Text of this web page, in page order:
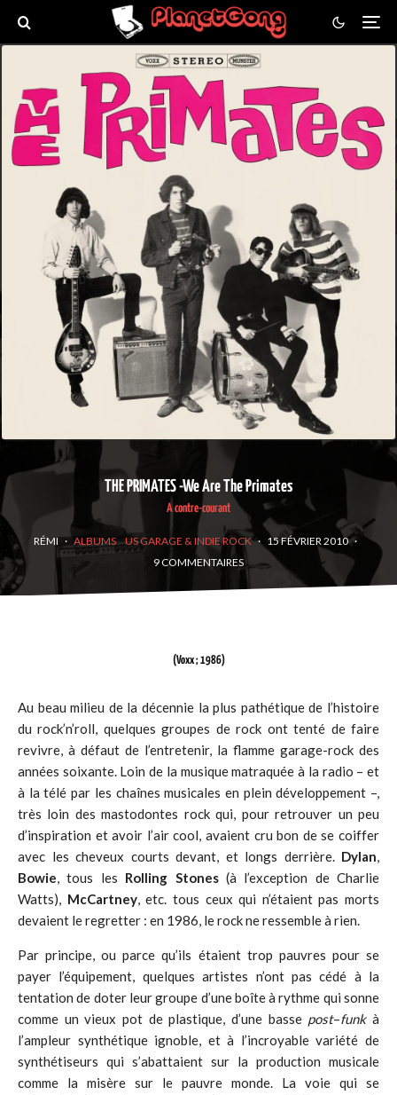
THE PRIMATES -We Are The Primates
A contre-courant
RÉMI · ALBUMS US GARAGE & INDIE ROCK · 15 FÉVRIER 2010 ·
9 COMMENTAIRES
(Voxx ; 1986)
Au beau milieu de la décennie la plus pathétique de l’histoire
du rock’n’roll, quelques groupes de rock ont tenté de faire
revivre, à défaut de l’entretenir, la flamme garage-rock des
années soixante. Loin de la musique matraquée à la radio – et
à la télé par les chaînes musicales en plein développement –,
très loin des mastodontes rock qui, pour retrouver un peu
d’inspiration et avoir l’air cool, avaient cru bon de se coiffer
avec les cheveux courts devant, et longs derrière. Dylan,
Bowie, tous les Rolling Stones(à l’exception de Charlie
Watts), McCartney, etc. tous ceux qui n’étaient pas morts
devaient le regretter : en 1986, le rock ne ressemble à rien.
Par principe, ou parce qu’ils étaient trop pauvres pour se
payer l’équipement, quelques artistes n’ont pas cédé à la
tentation de doter leur groupe d’une boîte à rythme qui sonne
comme un vieux pot de plastique, d’une basse post–funkà
l’ampleur synthétique ignoble, et à l’incroyable variété de
synthétiseurs qui s’abattaient sur la production musicale
comme la misère sur le pauvre monde. La voie qui se